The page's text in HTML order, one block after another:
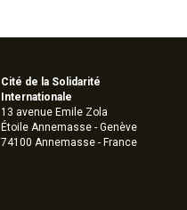
Cité de la Solidarité
Internationale
13 avenue Emile Zola
Étoile Annemasse - Genève
74100 Annemasse - France